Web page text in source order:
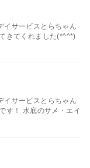
イサービスとらちゃん
きてくれました(*^^*)
イサービスとらちゃん
す！ 水底のサメ・エイ